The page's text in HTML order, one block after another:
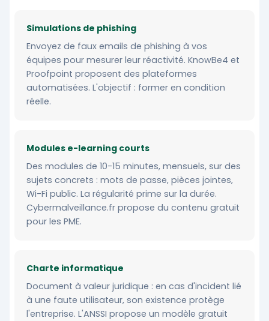
Simulations de phishing
Envoyez de faux emails de phishing à vos
équipes pour mesurer leur réactivité. KnowBe4 et
Proofpoint proposent des plateformes
automatisées. L'objectif : former en condition
réelle.
Modules e-learning courts
Des modules de 10-15 minutes, mensuels, sur des
sujets concrets : mots de passe, pièces jointes,
Wi-Fi public. La régularité prime sur la durée.
Cybermalveillance.fr propose du contenu gratuit
pour les PME.
Charte informatique
Document à valeur juridique : en cas d'incident lié
à une faute utilisateur, son existence protège
l'entreprise. L'ANSSI propose un modèle gratuit